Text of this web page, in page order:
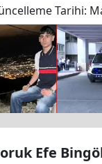
Tarihi:
Efe